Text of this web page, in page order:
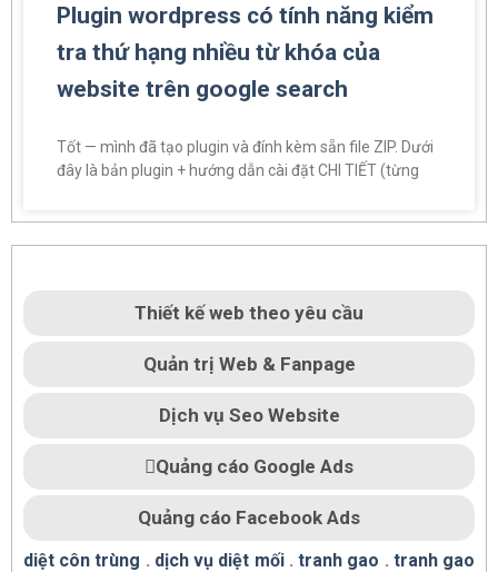
Plugin wordpress có tính năng kiểm
tra thứ hạng nhiều từ khóa của
website trên google search
Tốt — mình đã tạo plugin và đính kèm sẵn file ZIP. Dưới
đây là bản plugin + hướng dẫn cài đặt CHI TIẾT (từng
Thiết kế web theo yêu cầu
Quản trị Web & Fanpage
Dịch vụ Seo Website
Quảng cáo Google Ads
Quảng cáo Facebook Ads
diệt côn trùng . dịch vụ diệt mối.tranh gao . tranh gao